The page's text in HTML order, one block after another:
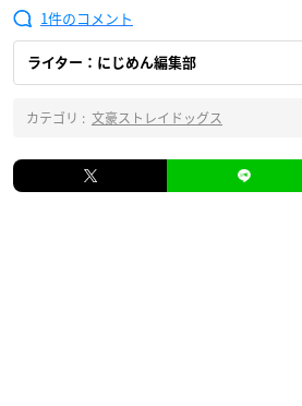
1
ライター：にじめん編集部
カテゴリ : 文豪ストレイドッグス